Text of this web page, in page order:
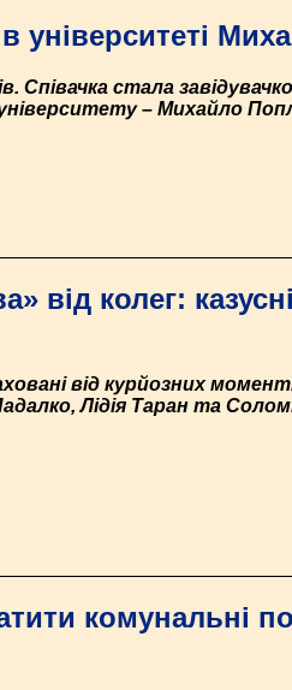
університеті
Співачка стала
– Михайло
від колег:
від курйозних
Лідія Таран та
комунальні